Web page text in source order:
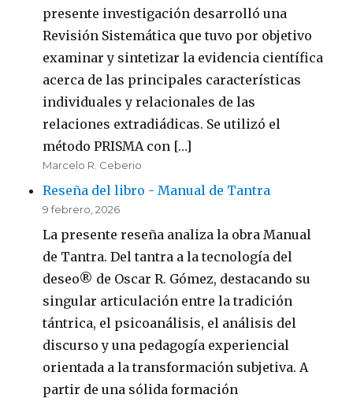
presente investigación desarrolló una
Revisión Sistemática que tuvo por objetivo
examinar y sintetizar la evidencia científica
acerca de las principales características
individuales y relacionales de las
relaciones extradiádicas. Se utilizó el
método PRISMA con […]
Marcelo R. Ceberio
Reseña del libro - Manual de Tantra
9 febrero, 2026
La presente reseña analiza la obra Manual
de Tantra. Del tantra a la tecnología del
deseo® de Oscar R. Gómez, destacando su
singular articulación entre la tradición
tántrica, el psicoanálisis, el análisis del
discurso y una pedagogía experiencial
orientada a la transformación subjetiva. A
partir de una sólida formación